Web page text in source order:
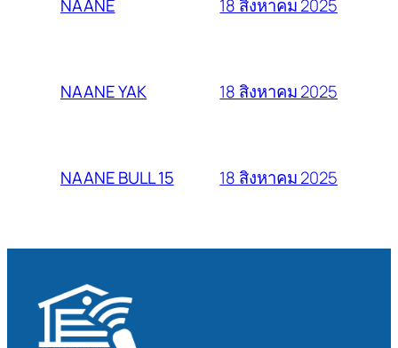
NAANE 18 สิงหาคม 2025
NAANE YAK 18 สิงหาคม 2025
NAANE BULL 15 18 สิงหาคม 2025